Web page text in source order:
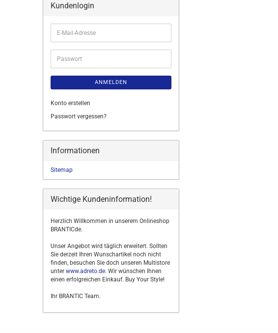
Kundenlogin
E-
Mail-
Adresse
Passwort
ANMELDEN
Konto erstellen
Passwort vergessen?
Informationen
Sitemap
Wichtige Kundeninformation!
Herzlich Willkommen in unserem Onlineshop
BRANTICde.
Unser Angebot wird täglich erweitert. Sollten
Sie derzeit Ihren Wunschartikel noch nicht
finden, besuchen Sie doch unseren Multistore
unter www.adreto.de. Wir wünschen Ihnen
einen erfolgreichen Einkauf. Buy Your Style!
Ihr BRANTIC Team.